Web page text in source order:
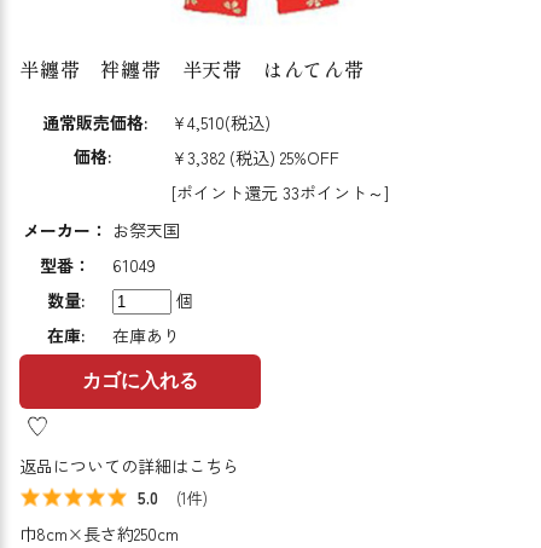
半纏帯 袢纏帯 半天帯 はんてん帯
通常販売価格: ¥4,510(税込)
価格:
¥3,382 (税込) 25%OFF
[ポイント還元 33ポイント～]
メーカー： お祭天国
型番：
61049
数量:
個
在庫:
在庫あり
カゴに入れる
返品についての詳細はこちら
5.0 (1件)
巾8cm×長さ約250cm